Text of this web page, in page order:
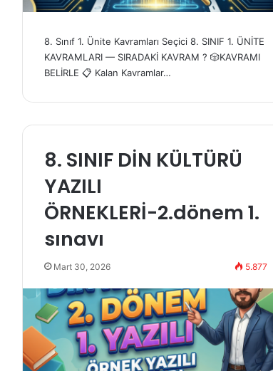
8. Sınıf 1. Ünite Kavramları Seçici 8. SINIF 1. ÜNİTE
KAVRAMLARI — SIRADAKİ KAVRAM ? 🎲KAVRAMI
BELİRLE 📋 Kalan Kavramlar…
8. SINIF DİN KÜLTÜRÜ
YAZILI
ÖRNEKLERİ-2.dönem 1.
sınavı
Mart 30, 2026 5.877